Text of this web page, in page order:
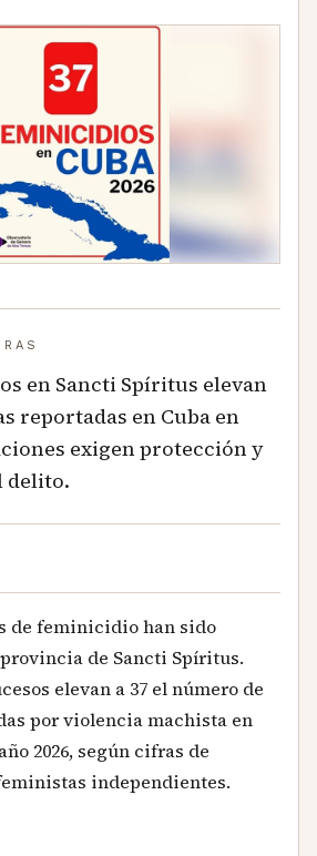
en Sancti Spíritus elevan
reportadas en Cuba en
exigen protección y
delito.
de feminicidio han sido
de Sancti Spíritus.
elevan a 37 el número de
por violencia machista en
2026, según cifras de
independientes.